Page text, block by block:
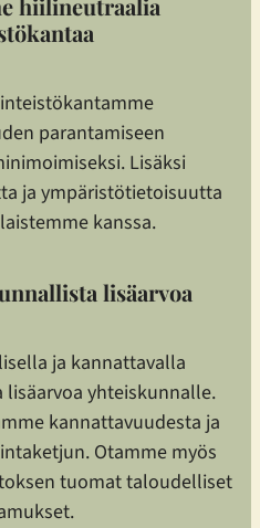
hiilineutraalia
parantamiseen
Lisäksi
ja ympäristötietoisuutta
kanssa.
lisäarvoa
ja kannattavalla
yhteiskunnalle.
kannattavuudesta ja
Otamme myös
tuomat taloudelliset